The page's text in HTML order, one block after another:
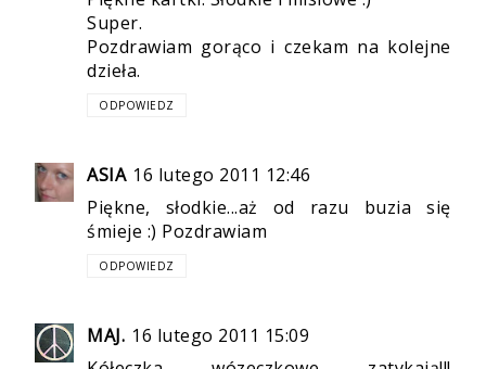
Super.
Pozdrawiam gorąco i czekam na kolejne
dzieła.
ODPOWIEDZ
ASIA 16 lutego 2011 12:46
Piękne, słodkie...aż od razu buzia się
śmieje :) Pozdrawiam
ODPOWIEDZ
MAJ. 16 lutego 2011 15:09